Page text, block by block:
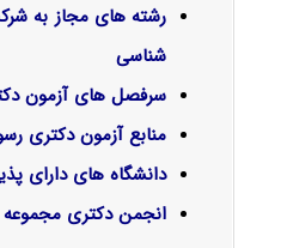
رشته های مجاز به
شناسی
سرفصل‌ های آزمون
منابع آزمون دکتری
دانشگاه های دارای
انجمن دکتری مجموعه